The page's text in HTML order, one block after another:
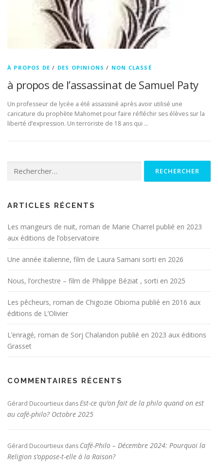
À PROPOS DE / DES OPINIONS / NON CLASSÉ
à propos de l’assassinat de Samuel Paty
Un professeur de lycée a été assassiné après avoir utilisé une
caricature du prophète Mahomet pour faire réfléchir ses élèves sur la
liberté d’expression. Un terroriste de 18 ans qui …
ARTICLES RÉCENTS
Les mangeurs de nuit, roman de Marie Charrel publié en 2023
aux éditions de l’observatoire
Une année italienne, film de Laura Samani sorti en 2026
Nous, l’orchestre – film de Philippe Béziat , sorti en 2025
Les pêcheurs, roman de Chigozie Obioma publié en 2016 aux
éditions de L’Olivier
L’enragé, roman de Sorj Chalandon publié en 2023 aux éditions
Grasset
COMMENTAIRES RÉCENTS
Gérard Ducourtieux dansEst-ce qu’on fait de la philo quand on est
au café-philo? Octobre 2025
Gérard Ducourtieux dans Café-Philo – Décembre 2024: Pourquoi la
Religion s’oppose-t-elle à la Raison?